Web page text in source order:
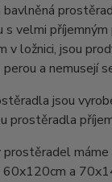
bavlněná
s velmi
v ložnici, jsou
a nemusejí
jsou
prostěradla
prostěradel
a